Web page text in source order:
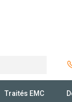
Traités EMC